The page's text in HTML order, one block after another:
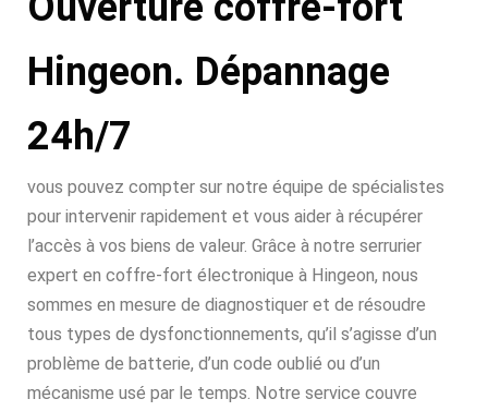
Hingeon. Dépannage
24h/7
vous pouvez compter sur notre équipe de spécialistes
pour intervenir rapidement et vous aider à récupérer
l’accès à vos biens de valeur. Grâce à notre serrurier
expert en coffre-fort électronique à Hingeon, nous
sommes en mesure de diagnostiquer et de résoudre
tous types de dysfonctionnements, qu’il s’agisse d’un
problème de batterie, d’un code oublié ou d’un
mécanisme usé par le temps. Notre service couvre